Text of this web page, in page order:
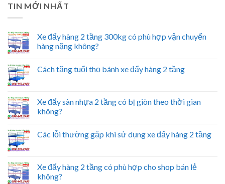
TIN MỚI NHẤT
Xe đẩy hàng 2 tầng 300kg có phù hợp vận chuyển
hàng nặng không?
Cách tăng tuổi thọ bánh xe đẩy hàng 2 tầng
Xe đẩy sàn nhựa 2 tầng có bị giòn theo thời gian
không?
Các lỗi thường gặp khi sử dụng xe đẩy hàng 2 tầng
Xe đẩy hàng 2 tầng có phù hợp cho shop bán lẻ
không?